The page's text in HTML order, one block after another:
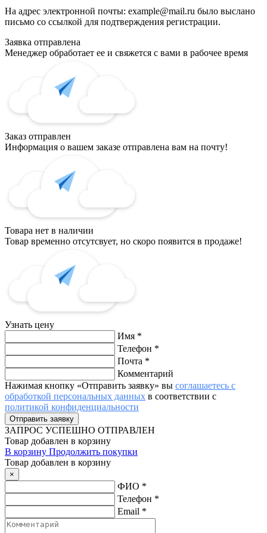
На адрес электронной почты: example@mail.ru было выслано
письмо со ссылкой для подтверждения регистрации.
Заявка отправлена
Менеджер обработает ее и свяжется с вами в рабочее время
Заказ отправлен
Информация о вашем заказе отправлена вам на почту!
Товара нет в наличии
Товар временно отсутсвует, но скоро появится в продаже!
Узнать цену
Имя *
Телефон *
Почта *
Комментарий
Нажимая кнопку «Отправить заявку» вы соглашаетесь с
обработкой персональных данных в соответствии с
политикой конфиденциальности
ЗАПРОС УСПЕШНО ОТПРАВЛЕН
Товар добавлен в корзину
В корзину Продолжить покупки
Товар добавлен в корзину
×
ФИО *
Телефон *
Email *